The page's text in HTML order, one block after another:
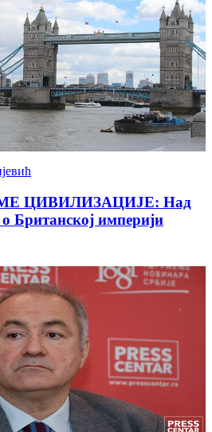
ЦИВИЛИЗАЦИЈЕ: Над
Британској империји